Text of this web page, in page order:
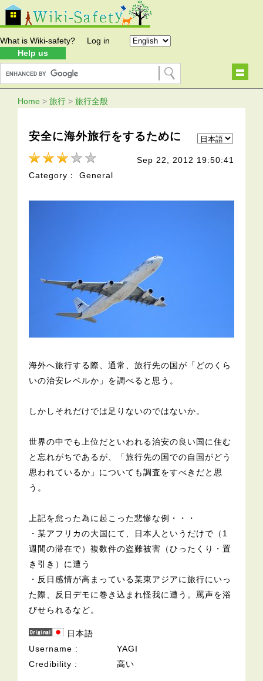
What is Wiki-safety?
Help us
Log in
Home > 旅行 > 旅行全般
安全に海外旅行をするために
Sep 22, 2012 19:50:41
Category： General
海外へ旅行する際、通常、旅行先の国が「どのくら
いの治安レベルか」を調べると思う。
しかしそれだけでは足りないのではないか。
世界の中でも上位だといわれる治安の良い国に住む
と忘れがちであるが、「旅行先の国での自国がどう
思われているか」についても調査をすべきだと思
う。
上記を怠った為に起こった悲惨な例・・・
・某アフリカの大国にて、日本人というだけで（1
週間の滞在で）複数件の盗難被害（ひったくり・置
き引き）に遭う
・反日感情が高まっている某東アジアに旅行にいっ
た際、反日デモに巻き込まれ怪我に遭う。罵声を浴
びせられるなど。
日本語
Username
YAGI
Credibility
高い